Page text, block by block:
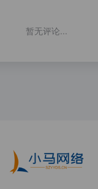
暂无评论...